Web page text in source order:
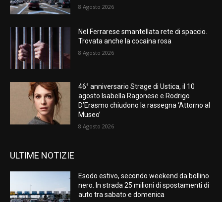
8 Agosto 2026
Nel Ferrarese smantellata rete di spaccio.
Trovata anche la cocaina rosa
8 Agosto 2026
46° anniversario Strage di Ustica, il 10
agosto Isabella Ragonese e Rodrigo
D’Erasmo chiudono la rassegna ‘Attorno al
Museo’
8 Agosto 2026
ULTIME NOTIZIE
Esodo estivo, secondo weekend da bollino
nero. In strada 25 milioni di spostamenti di
auto tra sabato e domenica